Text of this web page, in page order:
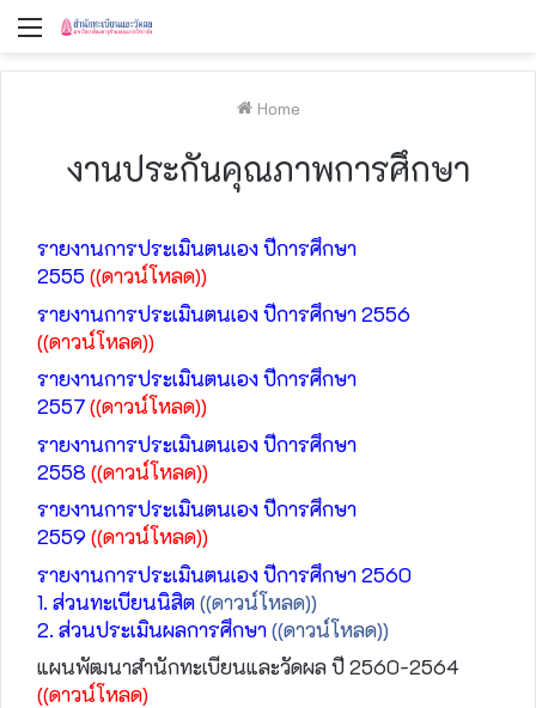
Menu
Home
งานประกันคุณภาพการศึกษา
รายงานการประเมินตนเอง ปีการศึกษา
2555 ((ดาวน์โหลด))
รายงานการประเมินตนเอง ปีการศึกษา 2556
((ดาวน์โหลด))
รายงานการประเมินตนเอง ปีการศึกษา
2557((ดาวน์โหลด))
รายงานการประเมินตนเอง ปีการศึกษา
2558 ((ดาวน์โหลด))
รายงานการประเมินตนเอง ปีการศึกษา
2559 ((ดาวน์โหลด))
รายงานการประเมินตนเอง ปีการศึกษา 2560
1. ส่วนทะเบียนนิสิต((ดาวน์โหลด))
2. ส่วนประเมินผลการศึกษา((ดาวน์โหลด))
แผนพัฒนาสำนักทะเบียนและวัดผล ปี 2560-2564
((ดาวน์โหลด)